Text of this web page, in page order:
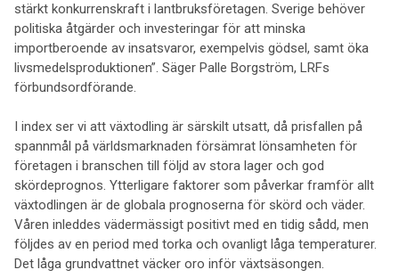
stärkt konkurrenskraft i lantbruksföretagen. Sverige behöver
politiska åtgärder och investeringar för att minska
importberoende av insatsvaror, exempelvis gödsel, samt öka
livsmedelsproduktionen”. Säger Palle Borgström, LRFs
förbundsordförande.
I index ser vi att växtodling är särskilt utsatt, då prisfallen på
spannmål på världsmarknaden försämrat lönsamheten för
företagen i branschen till följd av stora lager och god
skördeprognos. Ytterligare faktorer som påverkar framför allt
växtodlingen är de globala prognoserna för skörd och väder.
Våren inleddes vädermässigt positivt med en tidig sådd, men
följdes av en period med torka och ovanligt låga temperaturer.
Det låga grundvattnet väcker oro inför växtsäsongen.